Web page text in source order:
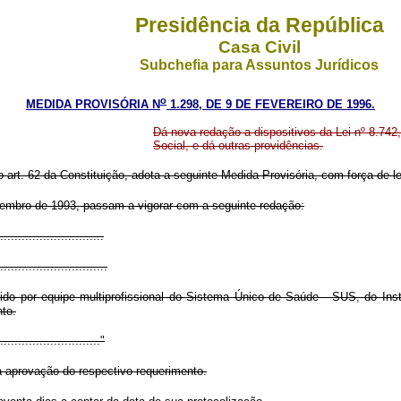
Presidência da República
Casa Civil
Subchefia para Assuntos Jurídicos
MEDIDA PROVISÓRIA No 1.298, DE 9 DE FEVEREIRO DE 1996.
Dá nova redação a dispositivos da Lei nº
Social, e dá outras providências.
62 da Constituição, adota a seguinte Medida Provisória, com força de
de 1993, passam a vigorar com a seguinte redação:
por equipe multiprofissional do Sistema Único de Saúde - SUS, do
do respectivo requerimento.